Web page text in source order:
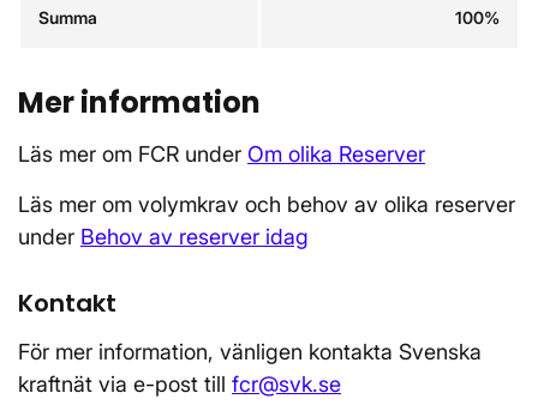
Summa 100%
Mer information
Läs mer om FCR under Om olika Reserver
Läs mer om volymkrav och behov av olika reserver
under Behov av reserver idag
Kontakt
För mer information, vänligen kontakta Svenska
kraftnät via e-post till fcr@svk.se